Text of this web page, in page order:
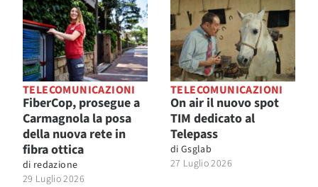
TELECOMUNICAZIONI
FiberCop, prosegue a
Carmagnola la posa
della nuova rete in
fibra ottica
di redazione
29 Luglio 2026
TELECOMUNICAZIONI
On air il nuovo spot
TIM dedicato al
Telepass
di Gsglab
27 Luglio 2026